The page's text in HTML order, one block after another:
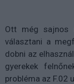
Ott még sajnos
választani a
dobni az
gyerekek
probléma az F.02